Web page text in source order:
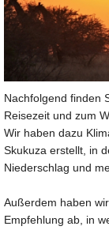
Nachfolgend finden
Reisezeit und zum
Wir haben dazu
Skukuza erstellt, in
Niederschlag und
Außerdem haben
Empfehlung ab, in